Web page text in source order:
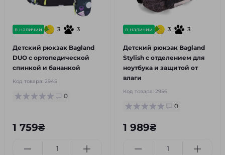
в наличии 3 3
Детский рюкзак Bagland
DUO с ортопедической
спинкой и бананкой
Код товара: 2945
0
1 759₴
в наличии 3 3
Детский рюкзак Bagland
Stylish с отделением для
ноутбука и защитой от
влаги
Код товара: 2956
0
1 989₴